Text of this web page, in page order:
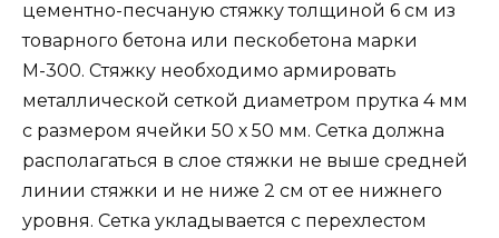
цементно-песчаную стяжку толщиной 6 см из
товарного бетона или пескобетона марки
М-300. Стяжку необходимо армировать
металлической сеткой диаметром прутка 4 мм
с размером ячейки 50 х 50 мм. Сетка должна
располагаться в слое стяжки не выше средней
линии стяжки и не ниже 2 см от ее нижнего
уровня. Сетка укладывается с перехлестом